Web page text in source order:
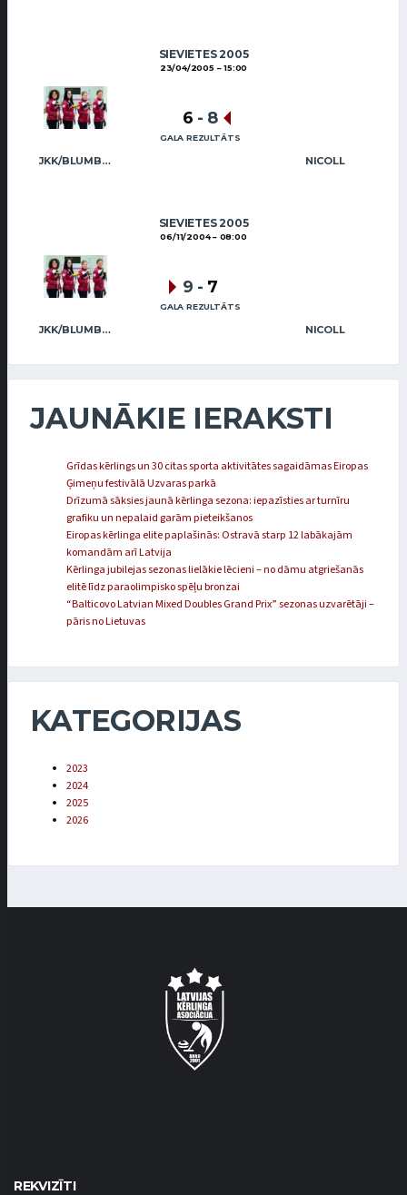
SIEVIETES 2005
23/04/2005 15:00
JKK/BLUMBERGA-BĒRZIŅA NICOLL
6 - 8
GALA REZULTĀTS
SIEVIETES 2005
06/11/2004 08:00
JKK/BLUMBERGA-BĒRZIŅA NICOLL
9 - 7
GALA REZULTĀTS
JAUNĀKIE IERAKSTI
Grīdas kērlings un 30 citas sporta aktivitātes sagaidāmas Eiropas
Ģimeņu festivālā Uzvaras parkā
Drīzumā sāksies jaunā kērlinga sezona: iepazīsties ar turnīru
grafiku un nepalaid garām pieteikšanos
Eiropas kērlinga elite paplašinās: Ostravā starp 12 labākajām
komandām arī Latvija
Kērlinga jubilejas sezonas lielākie lēcieni – no dāmu atgriešanās
elitē līdz paraolimpisko spēļu bronzai
“Balticovo Latvian Mixed Doubles Grand Prix” sezonas uzvarētāji –
pāris no Lietuvas
KATEGORIJAS
2023
2024
2025
2026
REKVIZĪTI